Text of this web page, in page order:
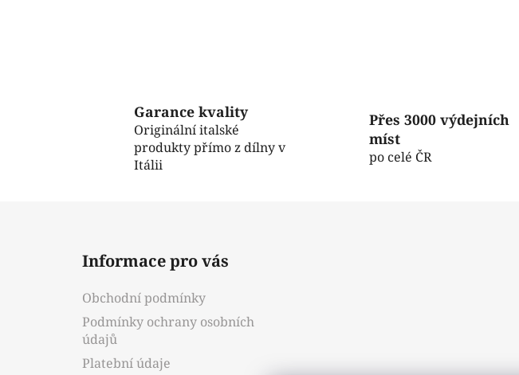
Garance kvality
Originální italské
produkty přímo z dílny v
Itálii
Přes 3000 výdejních
míst
po celé ČR
Informace pro vás
Obchodní podmínky
Podmínky ochrany osobních
údajů
Platební údaje